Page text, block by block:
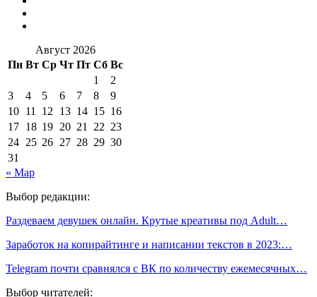
Август 2026
Пн Вт Ср Чт Пт Сб Вс
1
2
3
4 5 6 7 8
9
10 11 12 13 14 15 16
17 18 19 20 21 22 23
24 25 26 27 28 29 30
31
« Мар
Выбор редакции:
Раздеваем девушек онлайн. Крутые креативы под Adult…
Заработок на копирайтинге и написании текстов в 2023:…
Telegram почти сравнялся с ВК по количеству ежемесячных…
Выбор читателей: